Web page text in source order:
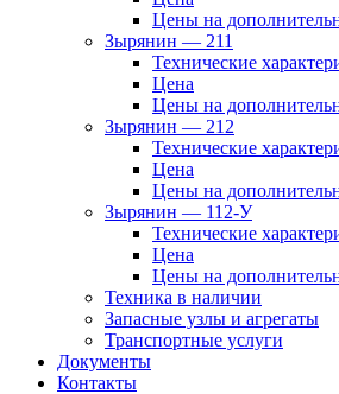
Цены на
Зырянин — 211
Технические
Цена
Цены на
Зырянин — 212
Технические
Цена
Цены на
Зырянин — 112-У
Технические
Цена
Цены на
Техника в наличии
Запасные узлы и агрегаты
Транспортные услуги
Документы
Контакты